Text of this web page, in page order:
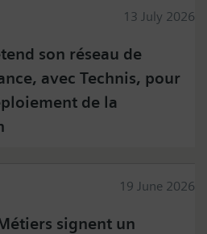
13 July 2026
son réseau de
avec Technis, pour
de la
19 June 2026
signent un